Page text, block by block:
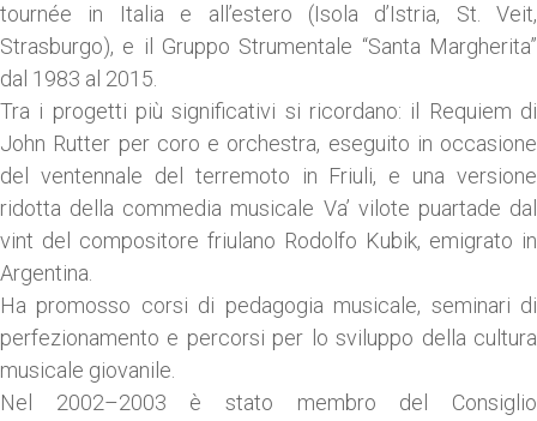
tournée in Italia e all’estero (Isola d’Istria, St. Veit,
Strasburgo), e il Gruppo Strumentale “Santa Margherita”
dal 1983 al 2015.
Tra i progetti più significativi si ricordano: il Requiem di
John Rutter per coro e orchestra, eseguito in occasione
del ventennale del terremoto in Friuli, e una versione
ridotta della commedia musicale Va’ vilote puartade dal
vint del compositore friulano Rodolfo Kubik, emigrato in
Argentina.
Ha promosso corsi di pedagogia musicale, seminari di
perfezionamento e percorsi per lo sviluppo della cultura
musicale giovanile.
Nel 2002–2003 è stato membro del Consiglio